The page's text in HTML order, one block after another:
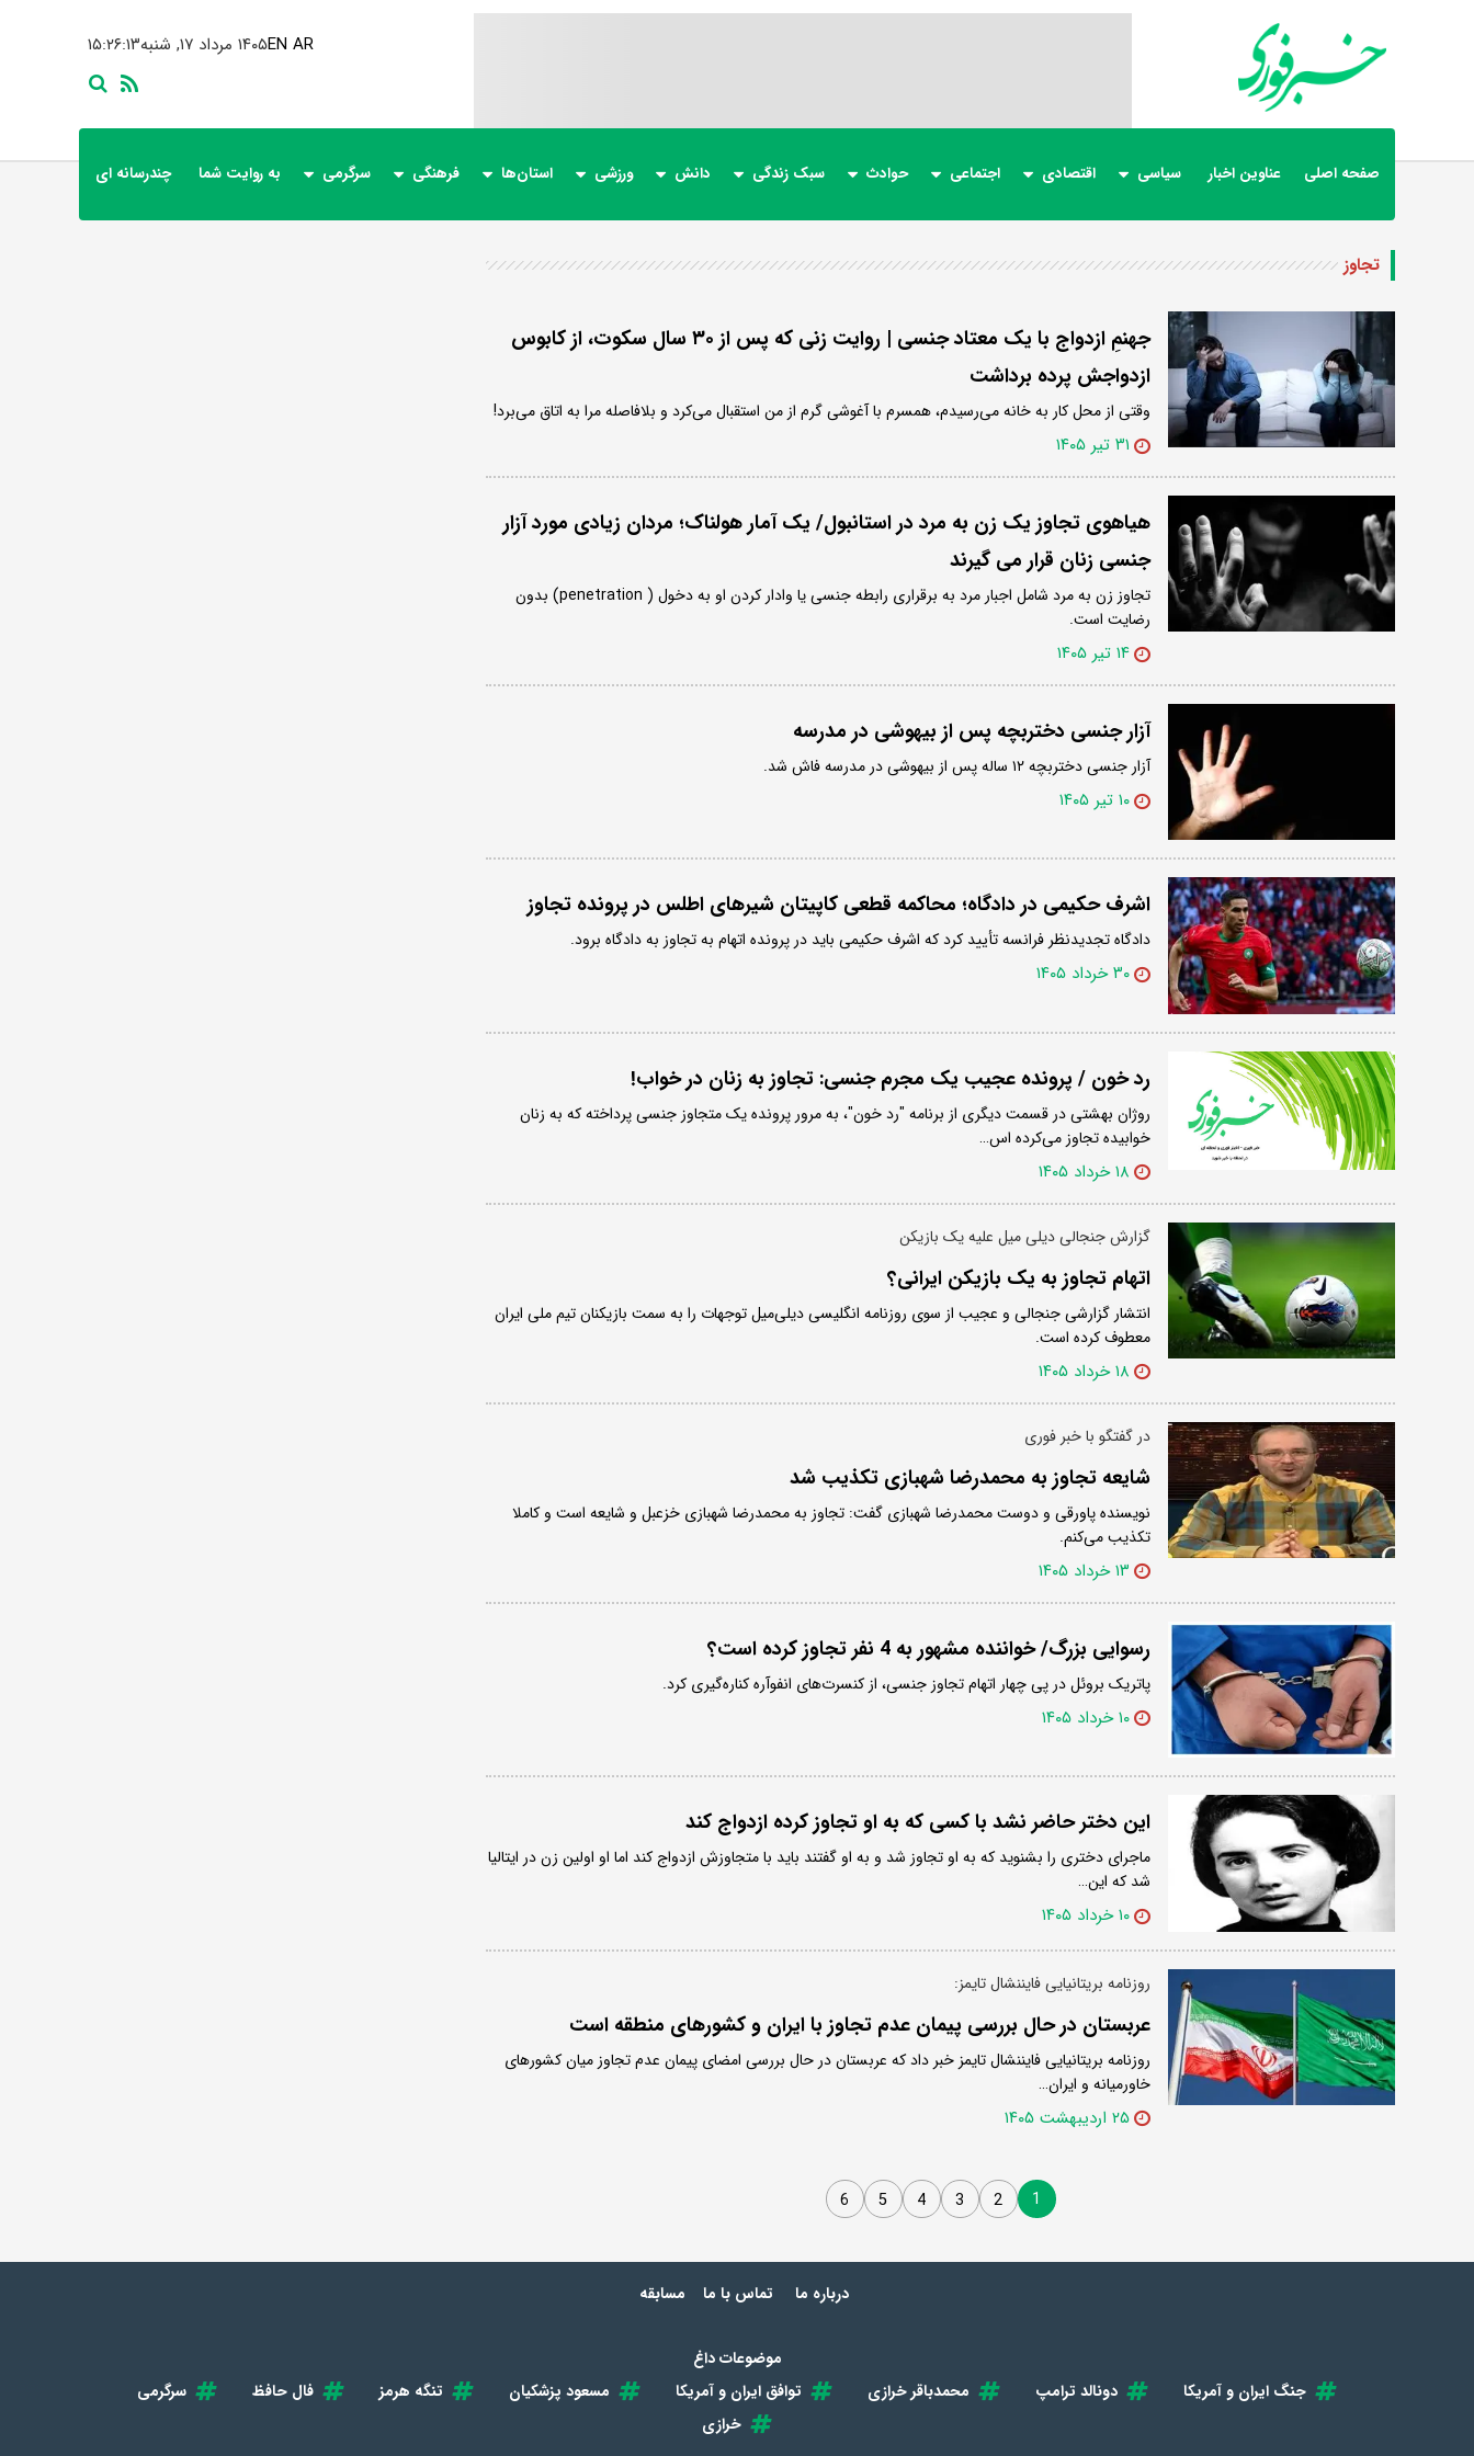
۱۵:۲۶:۱۴ ۱۴۰۵ مرداد ۱۷, شنبهEN AR
صفحه اصلی عناوین اخبار سیاسی اقتصادی اجتماعی حوادث سبک زندگی دانش ورزشی استان‌ها فرهنگی سرگرمی به روایت شما چندرسانه ای
تجاوز
جهنمِ ازدواج با یک معتاد جنسی | روایت زنی که پس از ۳۰ سال سکوت، از کابوس
ازدواجش پرده برداشت
وقتی از محل کار به خانه می‌رسیدم، همسرم با آغوشی گرم از من استقبال می‌کرد و بلافاصله مرا به اتاق می‌برد!
۳۱ تیر ۱۴۰۵
هیاهوی تجاوز یک زن به مرد در استانبول/ یک آمار هولناک؛ مردان زیادی مورد آزار
جنسی زنان قرار می گیرند
تجاوز زن به مرد شامل اجبار مرد به برقراری رابطه جنسی یا وادار کردن او به دخول ( penetration) بدون
رضایت است.
۱۴ تیر ۱۴۰۵
آزار جنسی دختربچه پس از بیهوشی در مدرسه
آزار جنسی دختربچه ۱۲ ساله پس از بیهوشی در مدرسه فاش شد.
۱۰ تیر ۱۴۰۵
اشرف حکیمی در دادگاه؛ محاکمه قطعی کاپیتان شیرهای اطلس در پرونده تجاوز
دادگاه تجدیدنظر فرانسه تأیید کرد که اشرف حکیمی باید در پرونده اتهام به تجاوز به دادگاه برود.
۳۰ خرداد ۱۴۰۵
رد خون / پرونده عجیب یک مجرم‌ جنسی: تجاوز به زنان در خواب!
روژان بهشتی در قسمت دیگری از برنامه "رد خون"، به مرور پرونده یک متجاوز جنسی پرداخته که به زنان
خوابیده تجاوز می‌کرده اس…
۱۸ خرداد ۱۴۰۵
گزارش جنجالی دیلی میل علیه یک بازیکن
اتهام تجاوز به یک بازیکن ایرانی؟
انتشار گزارشی جنجالی و عجیب از سوی روزنامه انگلیسی دیلی‌میل توجهات را به سمت بازیکنان تیم ملی ایران
معطوف کرده است.
۱۸ خرداد ۱۴۰۵
در گفتگو با خبر فوری
شایعه تجاوز به محمدرضا شهبازی تکذیب شد
نویسنده پاورقی و دوست محمدرضا شهبازی گفت: تجاوز به محمدرضا شهبازی خزعبل و شایعه است و کاملا
تکذیب می‌کنم.
۱۳ خرداد ۱۴۰۵
رسوایی بزرگ/ خواننده مشهور به 4 نفر تجاوز کرده است؟
پاتریک بروئل در پی چهار اتهام تجاوز جنسی، از کنسرت‌های انفوآره کناره‌گیری کرد.
۱۰ خرداد ۱۴۰۵
این دختر حاضر نشد با کسی که به او تجاوز کرده ازدواج کند
ماجرای دختری را بشنوید که به او تجاوز شد و به او گفتند باید با متجاوزش ازدواج کند اما او اولین زن در ایتالیا
شد که این…
۱۰ خرداد ۱۴۰۵
روزنامه بریتانیایی فایننشال تایمز:
عربستان در حال بررسی پیمان عدم تجاوز با ایران و کشورهای منطقه است
روزنامه بریتانیایی فایننشال تایمز خبر داد که عربستان در حال بررسی امضای پیمان عدم تجاوز میان کشورهای
خاورمیانه و ایران…
۲۵ اردیبهشت ۱۴۰۵
1
2
3
4
5
6
درباره ما تماس با ما مسابقه
موضوعات داغ
جنگ ایران و آمریکا
دونالد ترامپ محمدباقر خرازی توافق ایران و آمریکا مسعود پزشکیان تنگه هرمز فال حافظ
سرگرمی
خرازی